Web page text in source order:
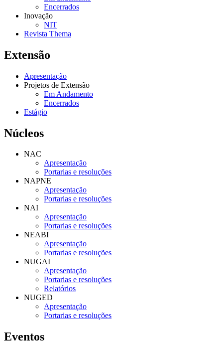
Encerrados
Inovação
NIT
Revista Thema
Extensão
Apresentação
Projetos de Extensão
Em Andamento
Encerrados
Estágio
Núcleos
NAC
Apresentação
Portarias e resoluções
NAPNE
Apresentação
Portarias e resoluções
NAI
Apresentação
Portarias e resoluções
NEABI
Apresentação
Portarias e resoluções
NUGAI
Apresentação
Portarias e resoluções
Relatórios
NUGED
Apresentação
Portarias e resoluções
Eventos